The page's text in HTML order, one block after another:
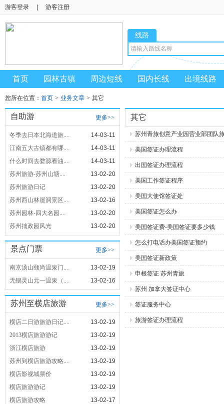
游客登录 游客注册
线路
首页 园林古镇 周边短线 国内长线 出境线路
您所在位置： 首页 > 业务文章 > 其它
自助游 更多>>
冬季去日本北海道旅....
14-03-11
江南五大古镇都有哪....
14-03-11
什么时间去婺源看油....
14-03-11
苏州旅游-苏州山塘....
13-02-20
苏州旅游日记
13-02-20
苏州西山林屋洞景区....
13-02-16
苏州园林-四大名园....
13-02-20
苏州拙政园风光
13-02-20
景点门票 更多>>
南京汤山颐尚温泉门....
13-02-19
无锡灵山元一温泉（....
13-02-16
苏州至横店旅游 更多>>
横店二日游旅游日记....
13-02-19
2013横店旅游游记
13-02-19
浙江横店旅游
13-02-19
苏州到横店旅游攻略....
13-02-19
横店影视城票价
13-02-19
横店旅游游记
13-02-19
横店旅游攻略
13-02-17
其它
苏州青旅创意产业园营业部团队
美国签证办理流程
出国签证办理流程
美国工作签证程序
美国大使馆签证处
美国签证怎么办
美国签证费-美国签证要多少钱
怎么打电话办美国签证预约
美国签证新政策
申根签证 苏州青旅
苏州 加拿大签证中心
签证服务中心
旅游签证办理流程